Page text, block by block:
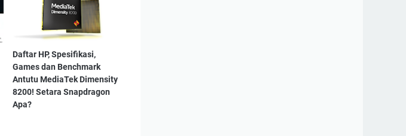
Daftar HP, Spesifikasi,
Games dan Benchmark
Antutu MediaTek Dimensity
8200! Setara Snapdragon
Apa?